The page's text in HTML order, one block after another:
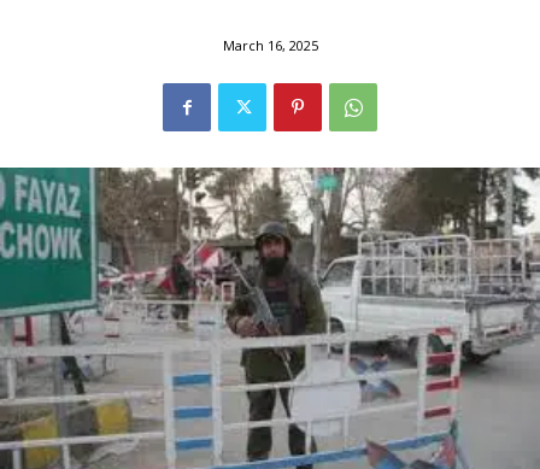
March 16, 2025